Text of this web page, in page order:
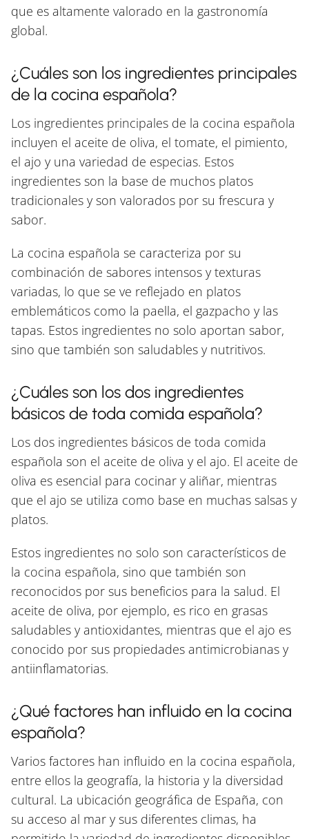
que es altamente valorado en la gastronomía
global.
¿Cuáles son los ingredientes principales
de la cocina española?
Los ingredientes principales de la cocina española
incluyen el aceite de oliva, el tomate, el pimiento,
el ajo y una variedad de especias. Estos
ingredientes son la base de muchos platos
tradicionales y son valorados por su frescura y
sabor.
La cocina española se caracteriza por su
combinación de sabores intensos y texturas
variadas, lo que se ve reflejado en platos
emblemáticos como la paella, el gazpacho y las
tapas. Estos ingredientes no solo aportan sabor,
sino que también son saludables y nutritivos.
¿Cuáles son los dos ingredientes
básicos de toda comida española?
Los dos ingredientes básicos de toda comida
española son el aceite de oliva y el ajo. El aceite de
oliva es esencial para cocinar y aliñar, mientras
que el ajo se utiliza como base en muchas salsas y
platos.
Estos ingredientes no solo son característicos de
la cocina española, sino que también son
reconocidos por sus beneficios para la salud. El
aceite de oliva, por ejemplo, es rico en grasas
saludables y antioxidantes, mientras que el ajo es
conocido por sus propiedades antimicrobianas y
antiinflamatorias.
¿Qué factores han influido en la cocina
española?
Varios factores han influido en la cocina española,
entre ellos la geografía, la historia y la diversidad
cultural. La ubicación geográfica de España, con
su acceso al mar y sus diferentes climas, ha